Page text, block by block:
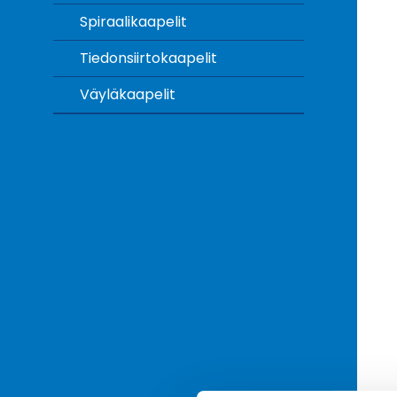
Spiraalikaapelit
Tiedonsiirtokaapelit
Väyläkaapelit